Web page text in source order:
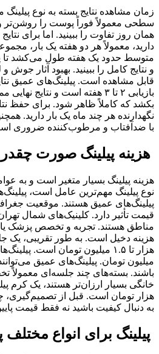
زمان مشاهده نتایج بسته به نوع
سطحی معمولاً فوراً پوست را روشن‌تر و
همان روز تفاوت را ببینید. اما برای
متوسط حدود یک هفته طول می‌کشد تا
قابل مشاهده است. پیلینگ‌های عمیق
بکشد که کاملاً ظاهر شود. برای حفظ
نگهدارنده هر چند ماه یک بار دارید.
با ضدآفتاب و مرطوب‌کننده ضروری
هزینه پیلینگ صورت
هزینه پیلینگ بسیار متغیر است و به
نوع پیلینگ مهم‌ترین عامل است،
پیلینگ‌های عمیق هستند. موقعیت
قیمت تأثیر دارد. کلینیک‌های شمال
مناطق هستند. تجربه و تخصص پزشک
باشند. بسته‌های چند جلسه‌ای معمولاً
هزار تومان است. قبل از تصمیم‌گیری،
به دنبال کیفیت باشید نه فقط قیمت
پیلینگ برای انواع